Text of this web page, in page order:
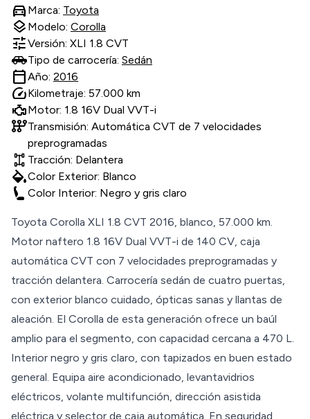
directions_car Marca: Toyota
layers Modelo: Corolla
tuneVersión: XLI 1.8 CVT
Tipo de carrocería: Sedán
calendar_todayAño: 2016
speedKilometraje: 57.000 km
Motor: 1.8 16V Dual VVT-i
auto_transmissionTransmisión: Automática CVT de 7 velocidades
preprogramadas
Tracción: Delantera
colorsColor Exterior: Blanco
Color Interior: Negro y gris claro
Toyota Corolla XLI 1.8 CVT 2016, blanco, 57.000 km.
Motor naftero 1.8 16V Dual VVT-i de 140 CV, caja
automática CVT con 7 velocidades preprogramadas y
tracción delantera. Carrocería sedán de cuatro puertas,
con exterior blanco cuidado, ópticas sanas y llantas de
aleación. El Corolla de esta generación ofrece un baúl
amplio para el segmento, con capacidad cercana a 470 L.
Interior negro y gris claro, con tapizados en buen estado
general. Equipa aire acondicionado, levantavidrios
eléctricos, volante multifunción, dirección asistida
eléctrica y selector de caja automática. En seguridad,